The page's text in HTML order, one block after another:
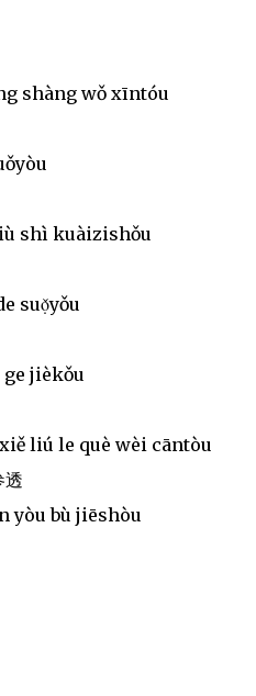
shàng wǒ xīntóu
shì kuàizishǒu
suọ̌yǒu
jièkǒu
liú le què wèi cāntòu
透
yòu bù jiēshòu